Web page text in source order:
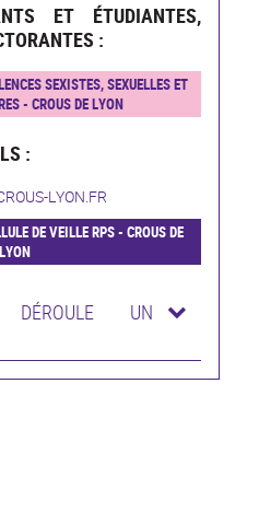
ET ÉTUDIANTES,
:
SEXISTES, SEXUELLES ET
- CROUS DE LYON
:
LYON.FR
DE VEILLE RPS - CROUS DE
LYON
UN